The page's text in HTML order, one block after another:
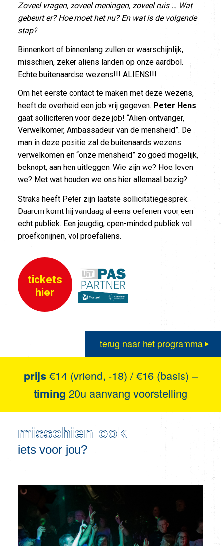
Zoveel vragen, zoveel meningen, zoveel ruis … Wat
gebeurt er? Hoe moet het nu? En wat is de volgende
stap?
Binnenkort of binnenlang zullen er waarschijnlijk,
misschien, zeker aliens landen op onze aardbol.
Echte buitenaardse wezens!!! ALIENS!!!
Om het eerste contact te maken met deze wezens,
heeft de overheid een job vrij gegeven. Peter Hens
gaat solliciteren voor deze job! “Alien-ontvanger,
Verwelkomer, Ambassadeur van de mensheid”. De
man in deze positie zal de buitenaards wezens
verwelkomen en “onze mensheid” zo goed mogelijk,
beknopt, aan hen uitleggen: Wie zijn we? Hoe leven
we? Met wat houden we ons hier allemaal bezig?
Straks heeft Peter zijn laatste sollicitatiegesprek.
Daarom komt hij vandaag al eens oefenen voor een
echt publiek. Een jeugdig, open-minded publiek vol
proefkonijnen, vol proefaliens.
tickets
hier
terug naar het programma
prijs€14 (vriend, -18) / €16 (basis) –
timing 20u aanvang voorstelling
misschien ook
iets voor jou?